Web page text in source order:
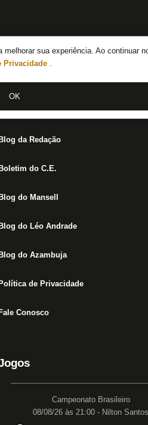
sua experiência. Ao continuar
Privacidade .
OK
do Botafogo
Blog da Redação
Boletim do C.E.
Blog do Mansell
Blog do Léo Andrade
Blog do Azambuja
Política de Privacidade
Fale Conosco
Campeonato Brasileiro
08/08/26 às 21:00 - Nilton Santos
‘Se fez isso
vendendo almoço